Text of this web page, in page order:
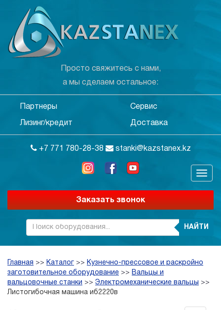
Просто свяжитесь с нами,
а мы сделаем остальное:
Партнеры Сервис
Лизинг/кредит Доставка
+7 771 780-28-38 stanki@kazstanex.kz
Заказать звонок
НАЙТИ
Главная >> Каталог >> Кузнечно-прессовое и раскройно
заготовительное оборудование >> Вальцы и
вальцовочные станки >> Электромеханические вальцы
>>
Листогибочная машина иб2220в